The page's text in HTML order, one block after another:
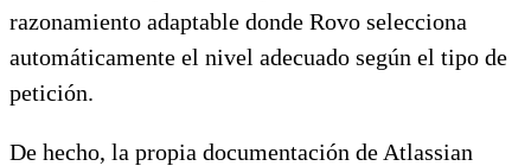
razonamiento adaptable donde Rovo selecciona
automáticamente el nivel adecuado según el tipo de
petición.
De hecho, la propia documentación de Atlassian